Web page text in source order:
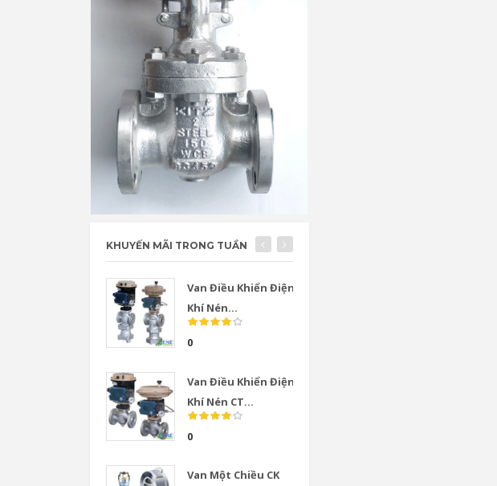
KHUYẾN MÃI TRONG TUẦN
Van Điều Khiển Điện
Khí Nén...
0
Van Điều Khiển Điện
Khí Nén CT...
0
Van Một Chiều CK